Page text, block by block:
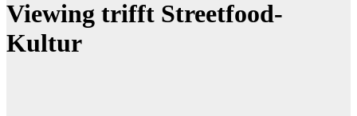
Viewing trifft Streetfood-
Kultur